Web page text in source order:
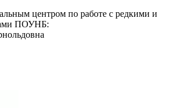
центром по работе с редкими и
ПОУНБ: